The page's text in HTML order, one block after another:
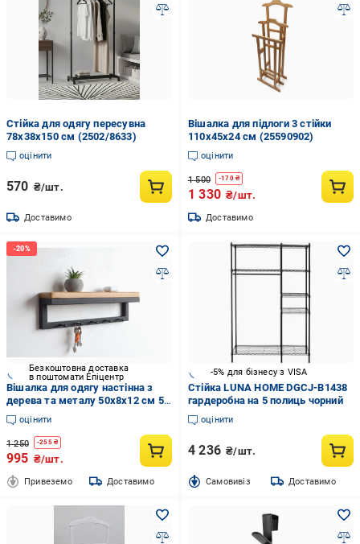
Стійка для одягу пересувна
78x38x150 см (2502/8633)
оцінити
570 ₴/шт.
Доставимо
Вішалка для підлоги 3 стійки
110х45х24 см (25590902)
оцінити
1 500 -170₴
1 330 ₴/шт.
Доставимо
Безкоштовна доставка
в поштомати Епіцентр
Вішалка для одягу настінна з
дерева та металу 50x8x12 см 5
гачків Чорний/Дуб (CR.MW-2.2)
оцінити
1 250 -255₴
995 ₴/шт.
Привеземо Доставимо
-5% для бізнесу з VISA
Стійка LUNA HOME DGCJ-B1438
гардеробна на 5 полиць чорний
оцінити
4 236 ₴/шт.
Cамовивіз Доставимо